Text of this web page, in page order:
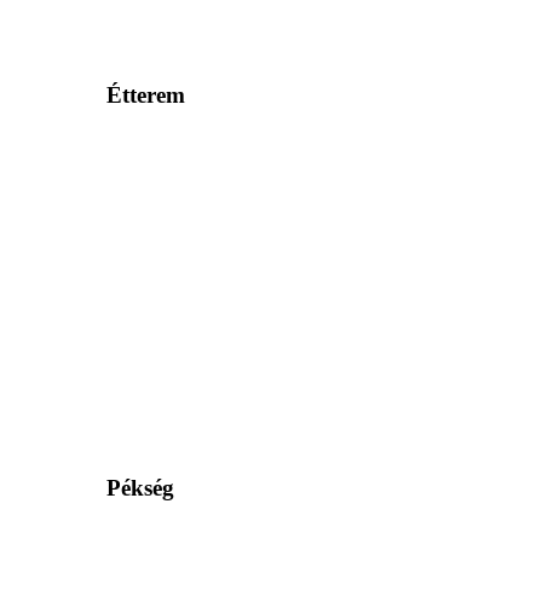
Étterem
Pékség